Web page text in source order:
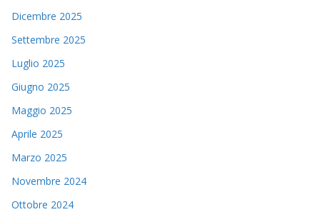
Dicembre 2025
Settembre 2025
Luglio 2025
Giugno 2025
Maggio 2025
Aprile 2025
Marzo 2025
Novembre 2024
Ottobre 2024